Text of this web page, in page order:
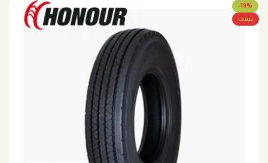
-19%
بيعت